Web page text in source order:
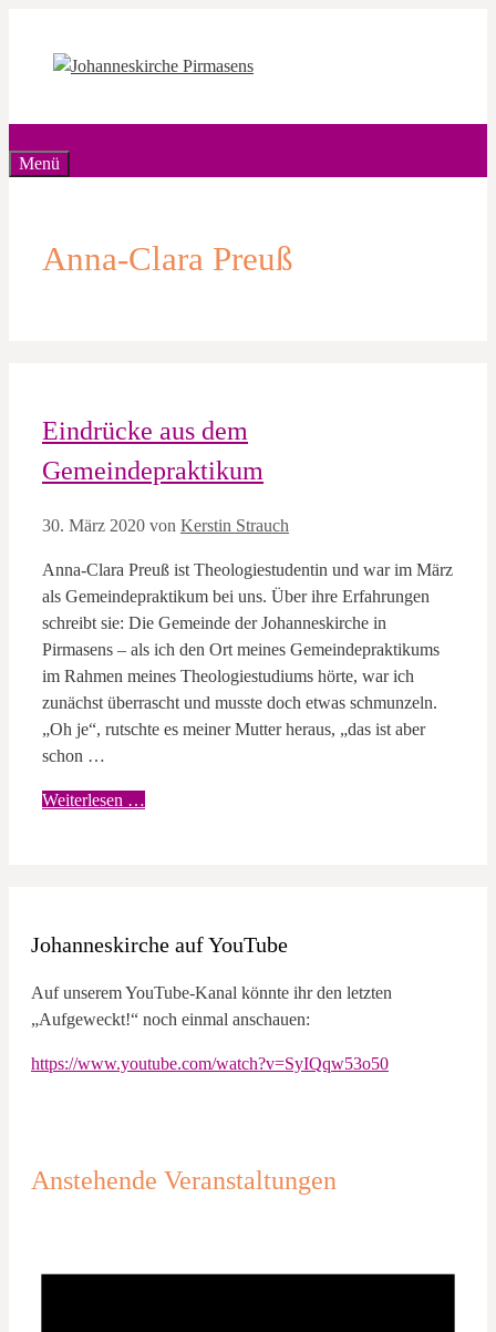
springen
Menü
Anna-Clara Preuß
Eindrücke aus dem
Gemeindepraktikum
30. März 2020 von Kerstin Strauch
Anna-Clara Preuß ist Theologiestudentin und war im März
als Gemeindepraktikum bei uns. Über ihre Erfahrungen
schreibt sie: Die Gemeinde der Johanneskirche in
Pirmasens – als ich den Ort meines Gemeindepraktikums
im Rahmen meines Theologiestudiums hörte, war ich
zunächst überrascht und musste doch etwas schmunzeln.
„Oh je“, rutschte es meiner Mutter heraus, „das ist aber
schon …
Weiterlesen …
Johanneskirche auf YouTube
Auf unserem YouTube-Kanal könnte ihr den letzten
„Aufgeweckt!“ noch einmal anschauen:
https://www.youtube.com/watch?v=SyIQqw53o50
Anstehende Veranstaltungen